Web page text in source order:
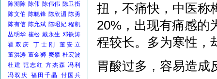
陈溯陈 陈伟 陈伟伟 陈卫衡
陈文伯 陈晓锋 陈欣湄 陈勇
陈有信 陈允斌 陈昭妃 程凯
丛明华 崔松 戴永生 邓铁涛
翟双庆
丁士刚
董安立
董洪涛 董金狮 窦攀 杜宏波
杜建 范志红 方杰森 冯利
冯双庆 福田千晶 付国兵
扭，不痛快，中医称
20%，出现有痛感的
程较长。多为寒性，
胃酸过多，容易造成